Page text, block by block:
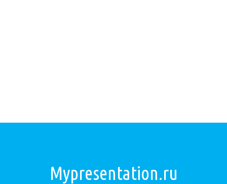
Mypresentation.ru